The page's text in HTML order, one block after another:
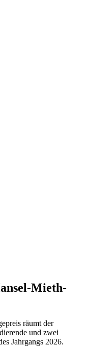
Mieth-
räumt der
und zwei
Jahrgangs 2026.